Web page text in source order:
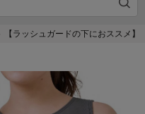
ラッシュガードの下におススメ】